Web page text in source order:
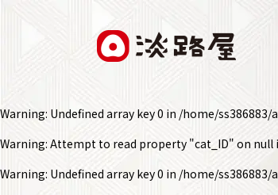
Warning: Undefined array key 0 in /home/
Warning: Attempt to read property "cat_ID" on null
Warning: Undefined array key 0 in /home/